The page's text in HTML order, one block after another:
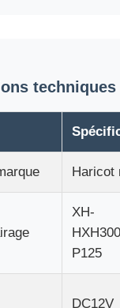
LED
techniques
Haricot
XH-
P125
DC12V